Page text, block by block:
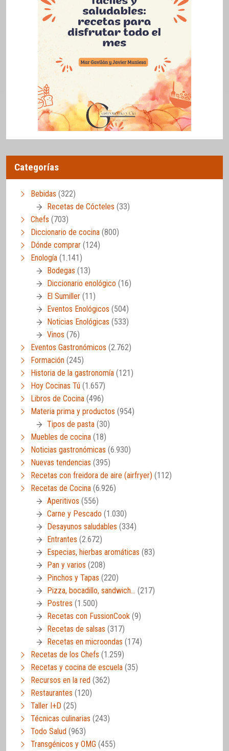
Categorías
Bebidas (322)
Recetas de Cócteles (33)
Chefs (703)
Diccionario de cocina (800)
Dónde comprar (124)
Enología (1.141)
Bodegas (13)
Diccionario enológico (16)
El Sumiller (11)
Eventos Enológicos (504)
Noticias Enológicas (533)
Vinos (76)
Eventos Gastronómicos (2.762)
Formación (245)
Historia de la gastronomía (121)
Hoy Cocinas Tú (1.657)
Libros de Cocina (496)
Materia prima y productos (954)
Tipos de pasta (30)
Muebles de cocina (18)
Noticias gastronómicas (6.930)
Nuevas tendencias (395)
Recetas con freidora de aire (airfryer) (112)
Recetas de Cocina (6.926)
Aperitivos (556)
Carne y Pescado (1.030)
Desayunos saludables (334)
Entrantes (2.672)
Especias, hierbas aromáticas (83)
Pan y varios (208)
Pinchos y Tapas (220)
Pizza, bocadillo, sandwich… (217)
Postres (1.500)
Recetas con FussionCook (9)
Recetas de salsas (317)
Recetas en microondas (174)
Recetas de los Chefs (1.259)
Recetas y cocina de escuela (35)
Recursos en la red (362)
Restaurantes (120)
Taller I+D (25)
Técnicas culinarias (243)
Todo Salud (963)
Transgénicos y OMG (455)